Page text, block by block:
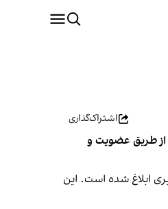
اشتراک‌گذاری
از طریق عضویت و
لاکان رشت به شهباز طبری ابلاغ شده است. این